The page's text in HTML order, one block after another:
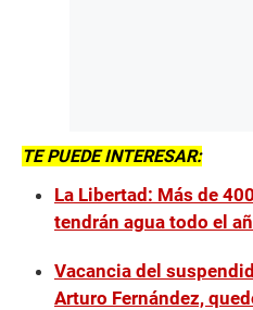
TE PUEDE INTERESAR:
La Libertad: Más de
tendrán agua todo el
Vacancia del
Arturo Fernández,